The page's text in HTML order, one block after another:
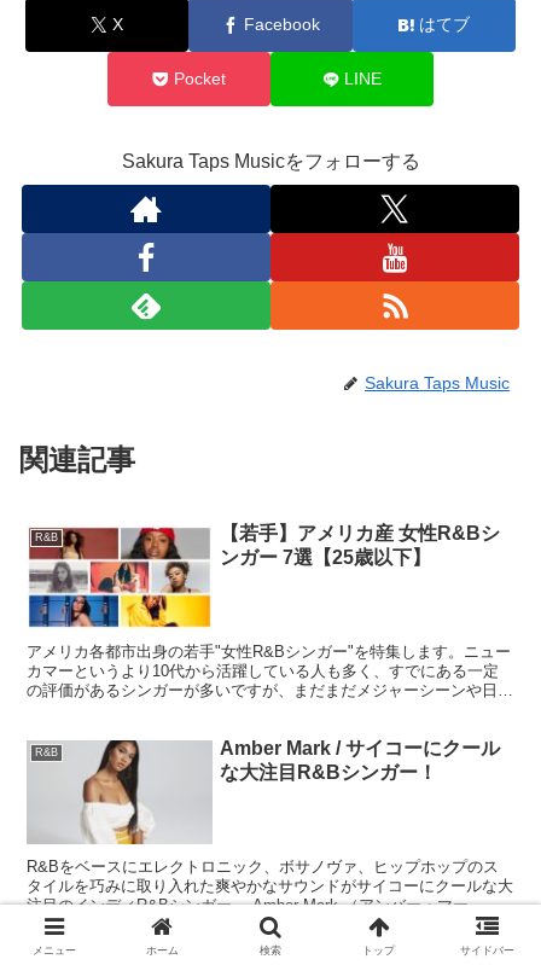
X Facebook はてブ
Pocket LINE
Sakura Taps Musicをフォローする
Sakura Taps Music
関連記事
R&B
【若手】アメリカ産 女性R&Bシ
ンガー 7選【25歳以下】
アメリカ各都市出身の若手"女性R&Bシンガー"を特集します。ニュー
カマーというより10代から活躍している人も多く、すでにある一定
の評価があるシンガーが多いですが、まだまだメジャーシーンや日本
R&B
Amber Mark / サイコーにクール
な大注目R&Bシンガー！
R&Bをベースにエレクトロニック、ボサノヴァ、ヒップホップのス
タイルを巧みに取り入れた爽やかなサウンドがサイコーにクールな大
注目のインディR&Bシンガー、 Amber Mark （アンバー・マー
ク）。類まれなセンスとやや低音なヴォイスが、オルタナティブでト
ロピカルなR&B～ハウスサウンドへと昇華されています。
メニュー ホーム 検索 トップ サイドバー